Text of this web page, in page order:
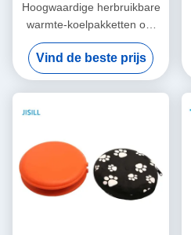
Hoogwaardige herbruikbare
warmte-koelpakketten om
voedsel warm te houden
Vind de beste prijs